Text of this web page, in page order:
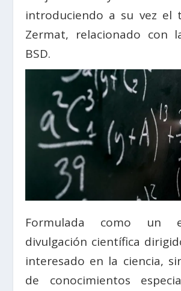
introduciendo a su vez el
Zermat, relacionado con
BSD.
Formulada como un
divulgación científica
interesado en la ciencia,
de conocimientos